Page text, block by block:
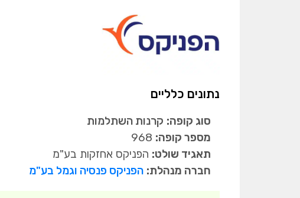
נתונים כלליים
סוג קופה: קרנות השתלמות
מספר קופה:
תאגיד שולט: הפניקס אחזקות בע"מ
חברה מנהלת: הפניקס פנסיה וגמל בע"מ